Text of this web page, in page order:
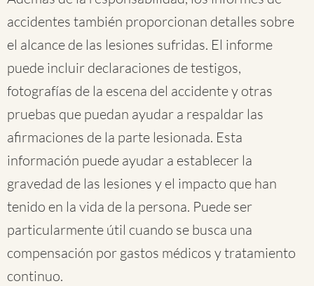
accidentes también proporcionan detalles sobre
el alcance de las lesiones sufridas. El informe
puede incluir declaraciones de testigos,
fotografías de la escena del accidente y otras
pruebas que puedan ayudar a respaldar las
afirmaciones de la parte lesionada. Esta
información puede ayudar a establecer la
gravedad de las lesiones y el impacto que han
tenido en la vida de la persona. Puede ser
particularmente útil cuando se busca una
compensación por gastos médicos y tratamiento
continuo.